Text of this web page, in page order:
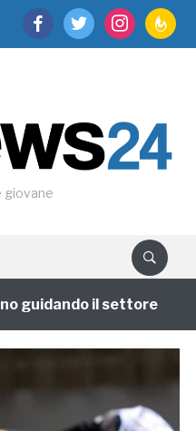
facebooktwitter instagram
giovane
il settore